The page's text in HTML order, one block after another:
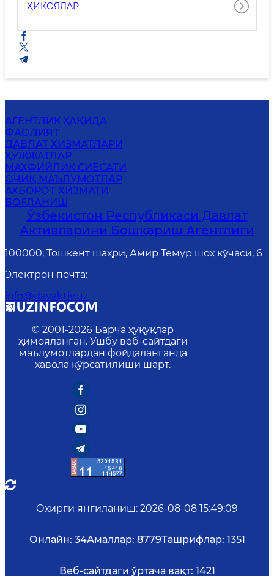
ҲИКОЯЛАР
АГЕНТЛИК ҲАҚИДА
ФАОЛИЯТ
ДАВЛАТ ХИЗМАТЛАРИ
ҲУЖЖАТЛАР
MАХФИЙЛИК СИЁСАТИ
ОЧИҚ МАЪЛУМОТЛАР
АХБОРОТ ХИЗМАТИ
БОҒЛАНИШ
Ўзбекистон Республикаси Давлат
Активларини Бошқариш Агентлиги
100000, Тошкент шаҳри, Амир Темур шоҳ кўчаси, 6
Электрон почта:
info@davaktiv.uz
© 2001-2026 Барча ҳуқуқлар
ҳимояланган. Ушбу веб-сайтдаги
маълумотлардан фойдаланганда
ҳавола кўрсатилиши шарт.
Охирги янгиланиш: 2026-08-08 15:49:09
Онлайн: 34Амаллар: 8779Ташрифлар: 1351
Веб-сайтдаги ўртача вақт: 1421